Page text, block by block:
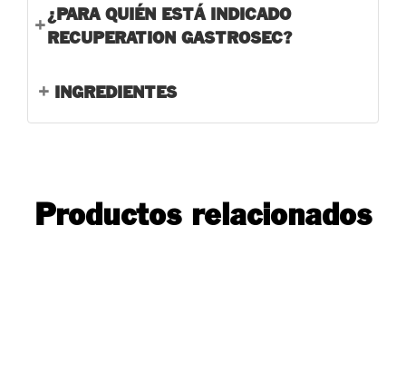
¿PARA QUIÉN ESTÁ INDICADO
RECUPERATION GASTROSEC?
INGREDIENTES
Productos relacionados